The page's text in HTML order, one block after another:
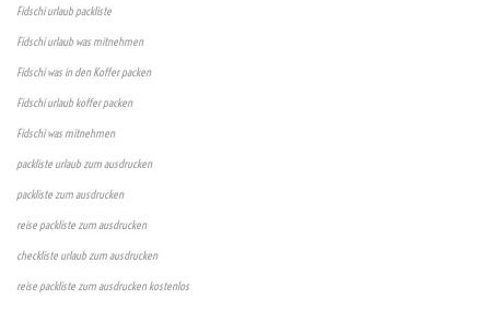
Fidschi urlaub packliste
Fidschi urlaub was mitnehmen
Fidschi was in den Koffer packen
Fidschi urlaub koffer packen
Fidschi was mitnehmen
packliste urlaub zum ausdrucken
packliste zum ausdrucken
reise packliste zum ausdrucken
checkliste urlaub zum ausdrucken
reise packliste zum ausdrucken kostenlos